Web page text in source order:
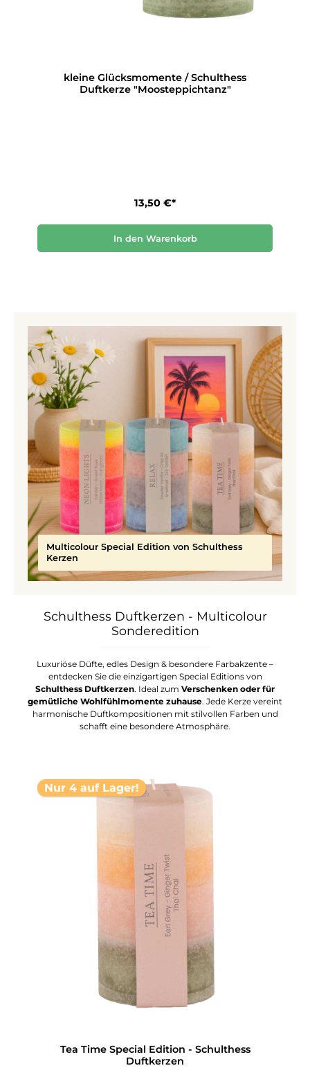
kleine Glücksmomente / Schulthess
Duftkerze "Moosteppichtanz"
13,50 €*
In den Warenkorb
Multicolour Special Edition von Schulthess
Kerzen
Schulthess Duftkerzen - Multicolour
Sonderedition
Luxuriöse Düfte, edles Design & besondere Farbakzente –
entdecken Sie die einzigartigen Special Editions von
Schulthess Duftkerzen. Ideal zum Verschenken oder für
gemütliche Wohlfühlmomente zuhause. Jede Kerze vereint
harmonische Duftkompositionen mit stilvollen Farben und
schafft eine besondere Atmosphäre.
Nur 4 auf Lager!
Tea Time Special Edition - Schulthess
Duftkerzen